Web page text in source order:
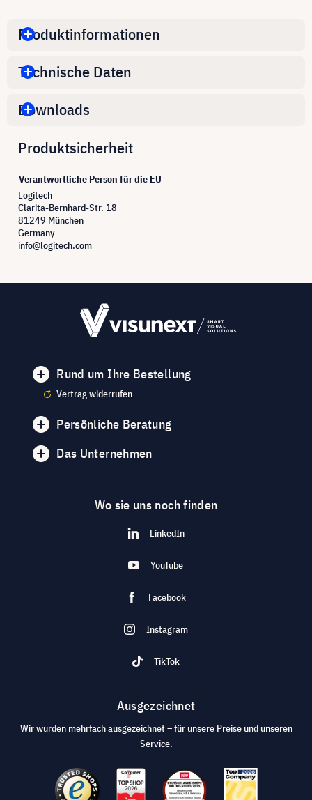
Produktinformationen
Technische Daten
Downloads
Produktsicherheit
Verantwortliche Person für die EU
Logitech
Clarita-Bernhard-Str. 18
81249 München
Germany
info@logitech.com
Rund um Ihre Bestellung
Vertrag widerrufen
Persönliche Beratung
Das Unternehmen
Wo sie uns noch finden
LinkedIn
YouTube
Facebook
Instagram
TikTok
Ausgezeichnet
Wir wurden mehrfach ausgezeichnet – für unsere Preise und unseren
Service.